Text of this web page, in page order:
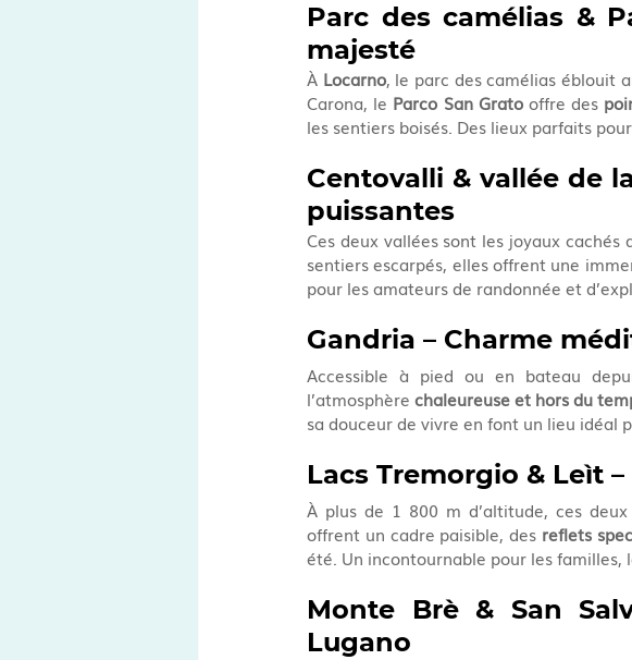
Parc des camélias &
majesté
À Locarno, le parc des camélias éblouit
Carona, le Parco San Grato offre des
les sentiers boisés. Des lieux parfaits
Centovalli & vallée de
puissantes
Ces deux vallées sont les joyaux cachés
sentiers escarpés, elles offrent une
pour les amateurs de randonnée et
Gandria – Charme
Accessible à pied ou en bateau
l’atmosphère chaleureuse et hors du
sa douceur de vivre en font un lieu idéal
Lacs Tremorgio & Leìt
À plus de 1 800 m d’altitude, ces deux
offrent un cadre paisible, des reflets
été. Un incontournable pour les familles,
Monte Brè & San
Lugano